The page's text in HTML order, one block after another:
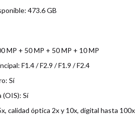
473.6 GB
MP + 50 MP + 50 MP + 10 MP
F1.4 / F2.9 / F1.9 / F2.4
Sí
(OIS): Sí
calidad óptica 2x y 10x, digital hasta 100x